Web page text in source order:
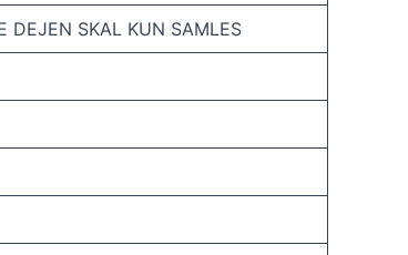
DEJEN SKAL KUN SAMLES